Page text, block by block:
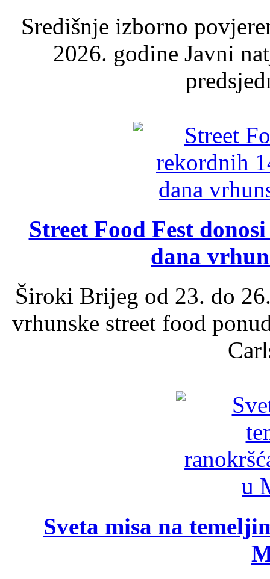
Središnje izborno
2026. godine Javni
Street Food Fest
dana
Široki Brijeg od 23. do
vrhunske street food
Sveta misa na